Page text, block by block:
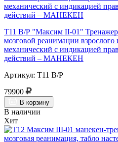
Т11 В/Р "Максим II-01" Тренажер
мозговой реанимации
механический с индикацией
действий – МАНЕКЕН
Артикул: Т11 В/Р
79900
В корзину
В наличии
Хит